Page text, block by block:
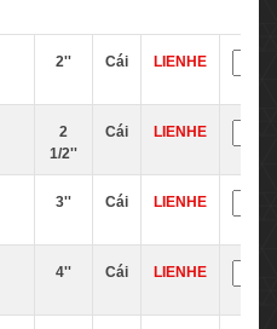
2'' Cái LIENHE
2
1/2''
Cái LIENHE
3'' Cái LIENHE
4'' Cái LIENHE